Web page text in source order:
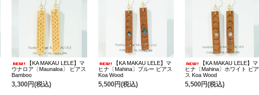
【KA MAKAU LELE】マ
ウナロア〔Maunaloa〕 ピアス
Bamboo
3,300円(税込)
【KA MAKAU LELE】マ
ヒナ〔Mahina〕ブルー ピアス
Koa Wood
5,500円(税込)
【KA MAKAU LELE】マ
ヒナ〔Mahina〕ホワイト ピア
ス Koa Wood
5,500円(税込)